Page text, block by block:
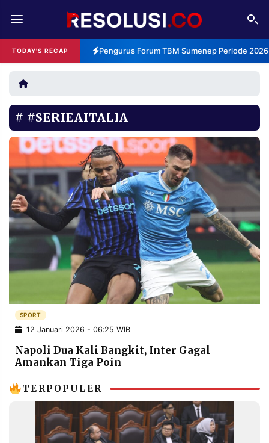
TODAY'S RECAP Pengurus Forum TBM Sumenep Periode
REDAKSI TENTANG
RESOLUSI IKLAN
RUBRIKASI
EDITORIAL AKSARA
PERSONA
DAERAH NASIONAL
MANCA SPORT
PRIVACY BERITA
WARGA
INFORMASI
IKLAN
KIRIM
PENGADUAN TERM
OF
SERVICE
IKUTI
#SERIEAITALIA
SPORT
12 Januari 2026 - 06:25 WIB
Napoli Dua Kali Bangkit, Inter Gagal
Amankan Tiga Poin
TERPOPULER